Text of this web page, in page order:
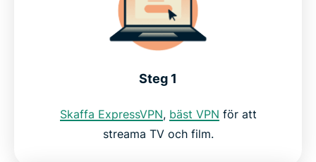
Steg 1
Skaffa ExpressVPN, bäst VPN för att
streama TV och film.